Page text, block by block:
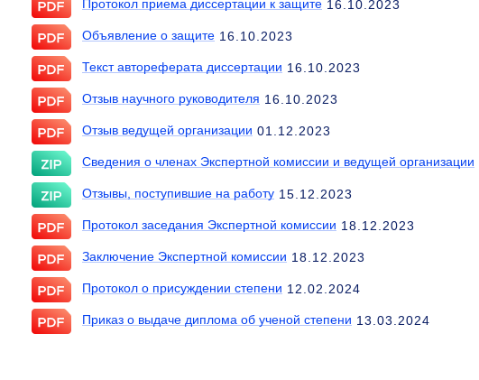
Протокол приема диссертации к защите 16.10.2023
Объявление о защите 16.10.2023
Текст автореферата диссертации 16.10.2023
Отзыв научного руководителя 16.10.2023
Отзыв ведущей организации 01.12.2023
Сведения о членах Экспертной комиссии и ведущей организации
Отзывы, поступившие на работу 15.12.2023
Протокол заседания Экспертной комиссии 18.12.2023
Заключение Экспертной комиссии 18.12.2023
Протокол о присуждении степени 12.02.2024
Приказ о выдаче диплома об ученой степени 13.03.2024